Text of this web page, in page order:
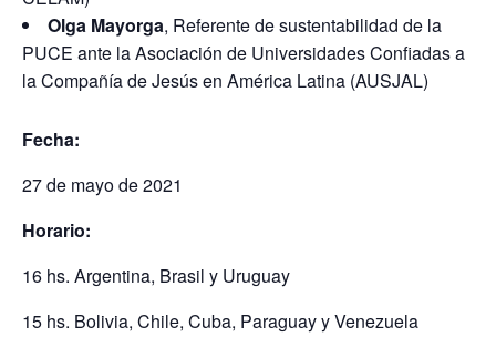
Olga Mayorga, Referente de sustentabilidad de la
PUCE ante la Asociación de Universidades Confiadas a
la Compañía de Jesús en América Latina (AUSJAL)
Fecha:
27 de mayo de 2021
Horario:
16 hs. Argentina, Brasil y Uruguay
15 hs. Bolivia, Chile, Cuba, Paraguay y Venezuela